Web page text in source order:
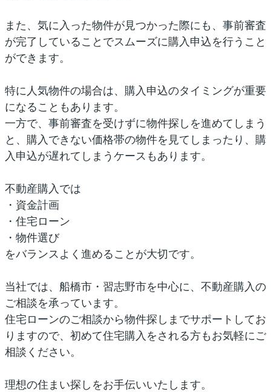
また、気に入った物件が見つかった際にも、事前審査
が完了していることでスムーズに購入申込を行うこと
ができます。
特に人気物件の場合は、購入申込のタイミングが重要
になることもあります。
一方で、事前審査を受けずに物件探しを進めてしまう
と、購入できない価格帯の物件を見てしまったり、購
入申込が遅れてしまうケースもあります。
不動産購入では
・資金計画
・住宅ローン
・物件選び
をバランスよく進めることが大切です。
当社では、船橋市・習志野市を中心に、不動産購入の
ご相談を承っています。
住宅ローンのご相談から物件探しまでサポートしてお
りますので、初めて住宅購入をされる方もお気軽にご
相談ください。
理想の住まい探しをお手伝いいたします。